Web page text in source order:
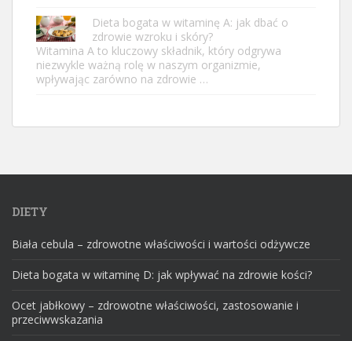
Dieta bogata w witaminę A: jak dbać o
zdrowie wzroku i skóry?
Witamina A to kluczowy składnik, który odgrywa
niezwykle ważną rolę w naszym organizmie,
wpływając zarówno na zdrowie …
DIETY
Biała cebula – zdrowotne właściwości i wartości odżywcze
Dieta bogata w witaminę D: jak wpływać na zdrowie kości?
Ocet jabłkowy – zdrowotne właściwości, zastosowanie i
przeciwwskazania